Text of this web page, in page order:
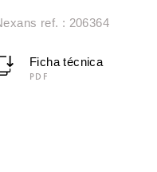
ref. : 206364
Ficha técnica
PDF